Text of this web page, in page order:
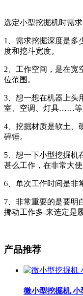
选定小型挖掘机时需求
1、需求挖掘深度是多
度和挖斗宽度。
2、工作空间，是在宽
位范围。
3、想一想在机器上头
室、空调、灯具……等
4、挖掘材质是软土、
碎锤。
5、想一下小型挖掘机
甚么工作，在非常大
6、单次工作时间是非
7、非常重要的是要明
挪动工作多-来选定是
产品推荐
微小型挖掘机 小